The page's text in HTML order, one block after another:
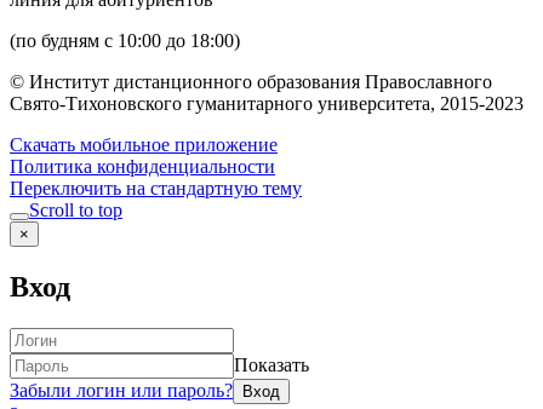
(по будням с 10:00 до 18:00)
© Институт дистанционного образования Православного
Свято-Тихоновского гуманитарного университета, 2015-2023
Скачать мобильное приложение
Политика конфиденциальности
Переключить на стандартную тему
Scroll to top
×
Вход
Показать
Забыли логин или пароль?